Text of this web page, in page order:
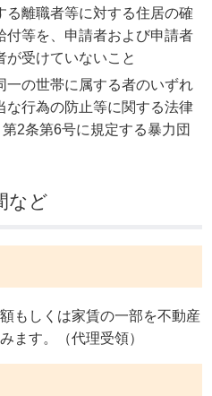
る離職者等に対する住居の確
付等を、申請者および申請者
が受けていないこと
一の世帯に属する者のいずれ
な行為の防止等に関する法律
2条第6号に規定する暴力団
など
もしくは家賃の一部を不動産
ます。（代理受領）